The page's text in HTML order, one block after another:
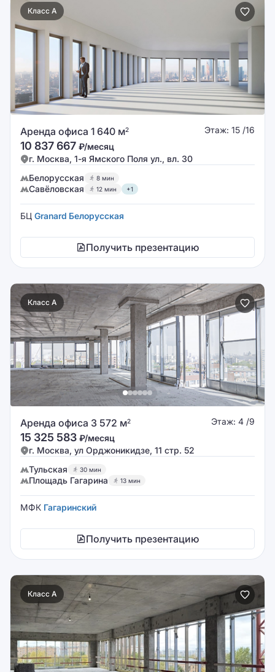
Класс A
Аренда офиса 1 640 м2 Этаж: 15 /16
10 837 667 ₽/месяц
г. Москва, 1-я Ямского Поля ул., вл. 30
Белорусская
8 мин
Савёловская 12 мин +1
БЦ Granard Белорусская
Получить презентацию
Класс A
Аренда офиса 3 572 м2 Этаж: 4 /9
15 325 583 ₽/месяц
г. Москва, ул Орджоникидзе, 11 стр. 52
Тульская
30 мин
Площадь Гагарина 13 мин
МФК Гагаринский
Получить презентацию
Класс A